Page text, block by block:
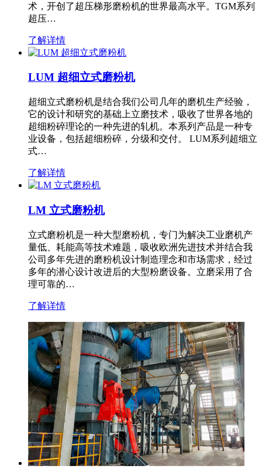
术，开创了超压梯形磨粉机的世界最高水平。TGM系列
超压…
了解详情
LUM 超细立式磨粉机
超细立式磨粉机是结合我们公司几年的磨机生产经验，
它的设计和研究的基础上立磨技术，吸收了世界各地的
超细粉碎理论的一种先进的轧机。本系列产品是一种专
业设备，包括超细粉碎，分级和交付。 LUM系列超细立
式…
了解详情
LM 立式磨粉机
立式磨粉机是一种大型磨粉机，专门为解决工业磨机产
量低、耗能高等技术难题，吸收欧洲先进技术并结合我
公司多年先进的磨粉机设计制造理念和市场需求，经过
多年的潜心设计改进后的大型粉磨设备。立磨采用了合
理可靠的…
了解详情